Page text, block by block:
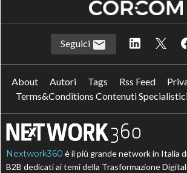
Seguici
About Autori Tags Rss Feed
Terms&Conditions Contenuti
Nextwork360 è il più grande network in Italia
B2B dedicati ai temi della Trasformazione